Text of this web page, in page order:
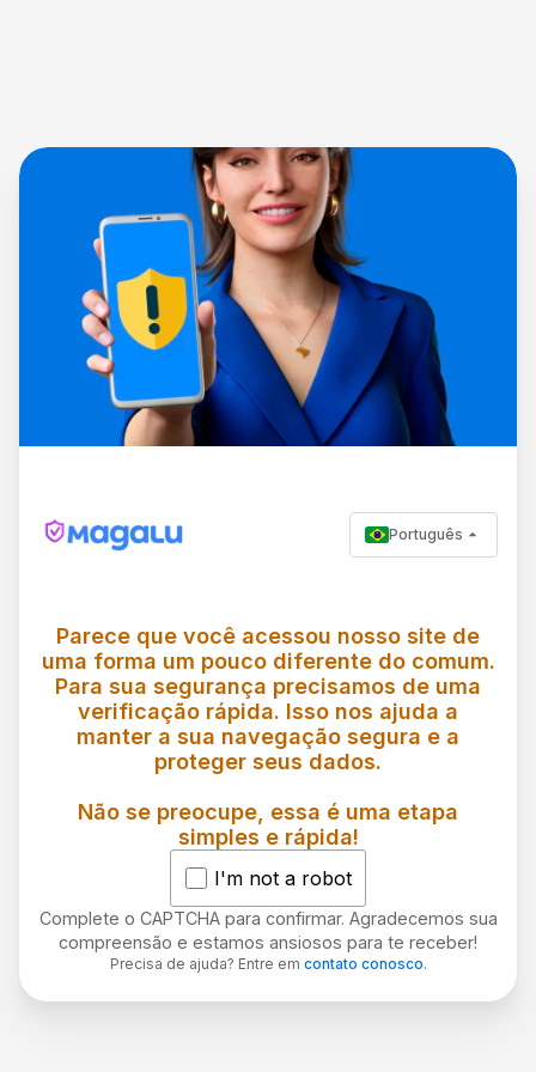
Português
Parece que você acessou nosso site de
uma forma um pouco diferente do comum.
Para sua segurança precisamos de uma
verificação rápida. Isso nos ajuda a
manter a sua navegação segura e a
proteger seus dados.
Não se preocupe, essa é uma etapa
simples e rápida!
I'm not a robot
Complete o CAPTCHA para confirmar. Agradecemos sua
compreensão e estamos ansiosos para te receber!
Precisa de ajuda? Entre em contato conosco.